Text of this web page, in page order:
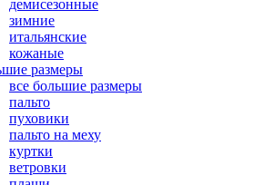
демисезонные
зимние
итальянские
кожаные
размеры
все большие размеры
пальто
пуховики
пальто на меху
куртки
ветровки